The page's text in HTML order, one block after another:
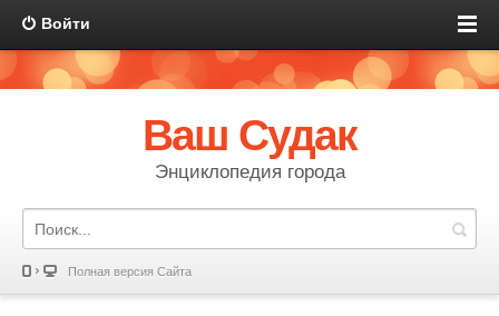
Войти
Ваш Судак
Энциклопедия города
Полная версия Сайта